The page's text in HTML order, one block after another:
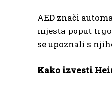
AED znači
mjesta poput
se upoznali s
Kako izvesti